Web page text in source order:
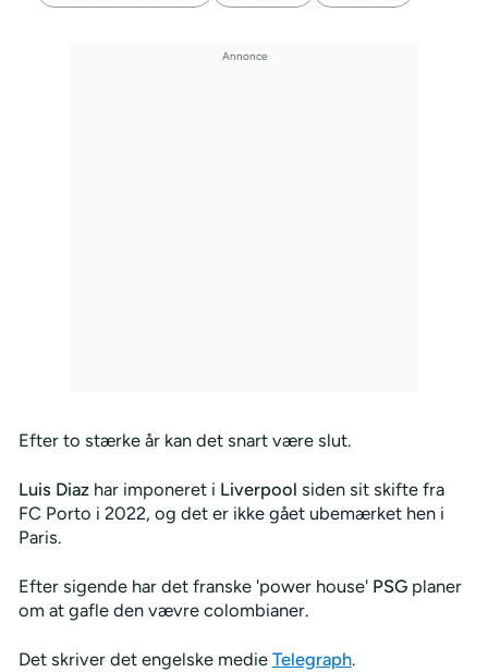
Efter to stærke år kan det snart være slut.
Luis Diazhar imponeret i Liverpool siden sit skifte fra
FC Porto i 2022, og det er ikke gået ubemærket hen i
Paris.
Efter sigende har det franske 'power house' PSG planer
om at gafle den vævre colombianer.
Det skriver det engelske medie Telegraph.